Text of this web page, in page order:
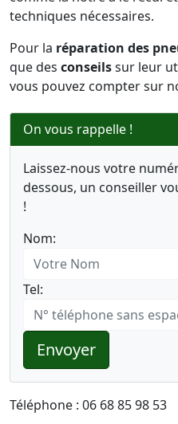
techniques nécessaires.
Pour la réparation des
que des conseilssur leur
vous pouvez compter sur
On vous rappelle !
Laissez-nous votre
dessous, un conseiller
!
Nom:
Tel:
Envoyer
Téléphone : 06 68 85 98 53